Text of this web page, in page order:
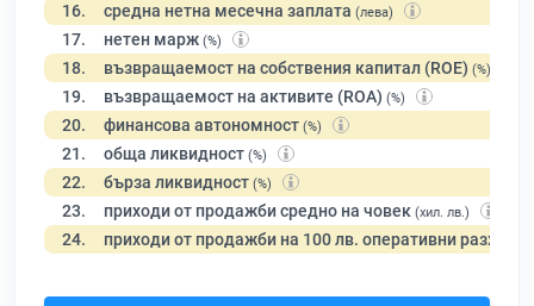
16. средна нетна месечна заплата (лева)
17. нетен марж (%)
18. възвращаемост на собствения капитал (ROE) (%)
19. възвращаемост на активите (ROA) (%)
20. финансова автономност (%)
21. обща ликвидност (%)
22. бърза ликвидност (%)
23. приходи от продажби средно на човек (хил. лв.)
24. приходи от продажби на 100 лв. оперативни разходи